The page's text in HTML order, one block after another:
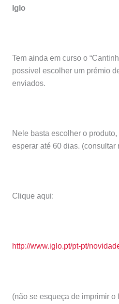
Iglo
Tem ainda em curso o
possivel escolher um prémio
enviados.
Nele basta escolher o
esperar até 60 dias. (consultar
Clique aqui:
http://www.iglo.pt/pt-pt/
(não se esqueça de imprimir o